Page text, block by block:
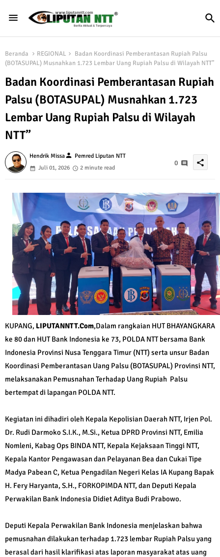
Beranda REGIONAL
Badan Koordinasi Pemberantasan Rupiah Palsu
(BOTASUPAL) Musnahkan 1.723 Lembar Uang Rupiah Palsu di Wilayah NTT”
Badan Koordinasi Pemberantasan Rupiah
Palsu (BOTASUPAL) Musnahkan 1.723
Lembar Uang Rupiah Palsu di Wilayah
NTT”
Hendrik Missaperson Pemred Liputan NTT
Juli 01, 2026
2 minute read
0 share
KUPANG, LIPUTANNTT.Com,Dalam rangkaian HUT BHAYANGKARA
ke 80 dan HUT Bank Indonesia ke 73, POLDA NTT bersama Bank
Indonesia Provinsi Nusa Tenggara Timur (NTT) serta unsur Badan
Koordinasi Pemberantasan Uang Palsu (BOTASUPAL) Provinsi NTT,
melaksanakan Pemusnahan Terhadap Uang Rupiah Palsu
bertempat di lapangan POLDA NTT.
Kegiatan ini dihadiri oleh Kepala Kepolisian Daerah NTT, Irjen Pol.
Dr. Rudi Darmoko S.I.K., M.Si., Ketua DPRD Provinsi NTT, Emilia
Nomleni, Kabag Ops BINDA NTT, Kepala Kejaksaan Tinggi NTT,
Kepala Kantor Pengawasan dan Pelayanan Bea dan Cukai Tipe
Madya Pabean C, Ketua Pengadilan Negeri Kelas IA Kupang Bapak
H. Fery Haryanta, S.H., FORKOPIMDA NTT, dan Deputi Kepala
Perwakilan Bank Indonesia Didiet Aditya Budi Prabowo.
Deputi Kepala Perwakilan Bank Indonesia menjelaskan bahwa
pemusnahan dilakukan terhadap 1.723 lembar Rupiah Palsu yang
berasal dari hasil klarifikasi atas laporan masyarakat atas uang